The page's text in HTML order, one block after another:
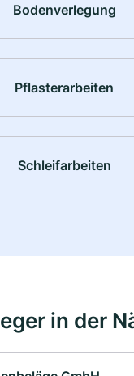
Bodenverlegung
Pflasterarbeiten
Schleifarbeiten
in der